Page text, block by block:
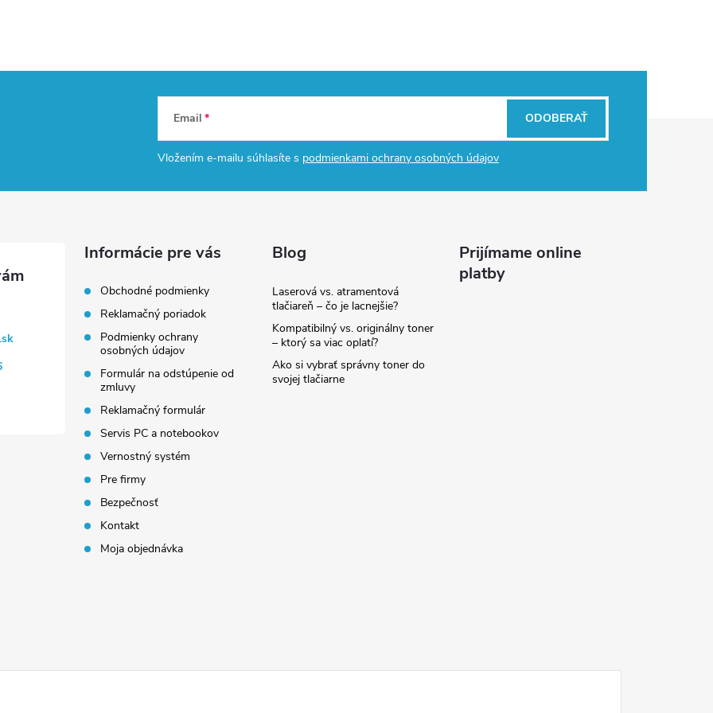
Email
Vložením e-mailu súhlasíte s podmienkami ochrany osobných údajov
ODOBERAŤ
Informácie pre vás
Obchodné podmienky
Reklamačný poriadok
Podmienky ochrany
osobných údajov
Formulár na odstúpenie od
zmluvy
Reklamačný formulár
Servis PC a notebookov
Vernostný systém
Pre firmy
Bezpečnosť
Kontakt
Moja objednávka
Blog
Laserová vs. atramentová
tlačiareň – čo je lacnejšie?
Kompatibilný vs. originálny toner
– ktorý sa viac oplatí?
Ako si vybrať správny toner do
svojej tlačiarne
Prijímame online
platby